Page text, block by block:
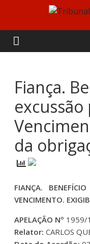
content
da
de
Fiança.
excussão
da
FIANÇA.
VENCIMENTO.
APELAÇÃO Nº 1959/
Relator:CARLOS